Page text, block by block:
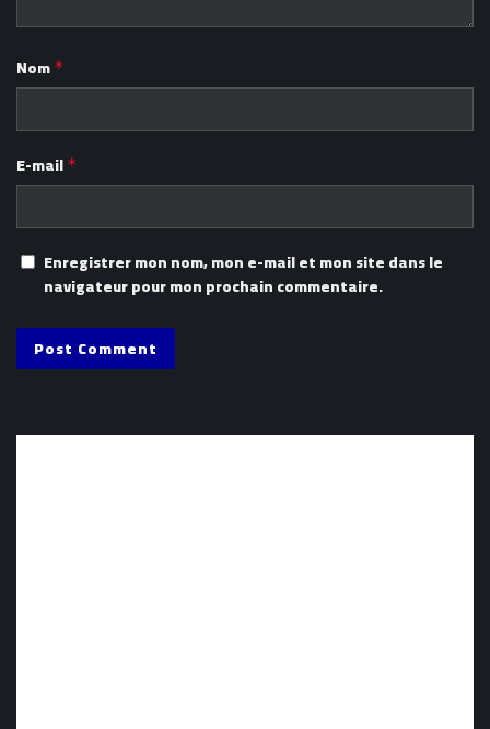
Nom *
E-mail *
Enregistrer mon nom, mon e-mail et mon site dans le
navigateur pour mon prochain commentaire.